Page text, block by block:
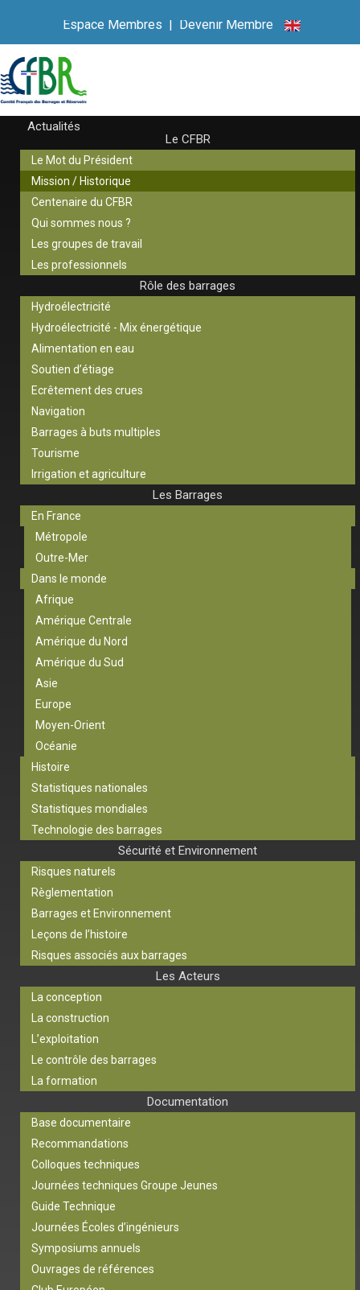
Espace Membres | Devenir Membre
Actualités
Le CFBR
Le Mot du Président
Mission / Historique
Centenaire du CFBR
Qui sommes nous ?
Les groupes de travail
Les professionnels
Rôle des barrages
Hydroélectricité
Hydroélectricité - Mix énergétique
Alimentation en eau
Soutien d’étiage
Ecrêtement des crues
Navigation
Barrages à buts multiples
Tourisme
Irrigation et agriculture
Les Barrages
En France
Métropole
Outre-Mer
Dans le monde
Afrique
Amérique Centrale
Amérique du Nord
Amérique du Sud
Asie
Europe
Moyen-Orient
Océanie
Histoire
Statistiques nationales
Statistiques mondiales
Technologie des barrages
Sécurité et Environnement
Risques naturels
Règlementation
Barrages et Environnement
Leçons de l’histoire
Risques associés aux barrages
Les Acteurs
La conception
La construction
L’exploitation
Le contrôle des barrages
La formation
Documentation
Base documentaire
Recommandations
Colloques techniques
Journées techniques Groupe Jeunes
Guide Technique
Journées Écoles d’ingénieurs
Symposiums annuels
Ouvrages de références